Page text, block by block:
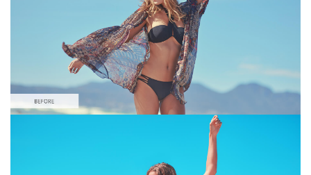
Bitte wählen Sie